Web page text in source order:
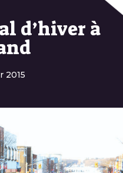
d’hiver à
2015